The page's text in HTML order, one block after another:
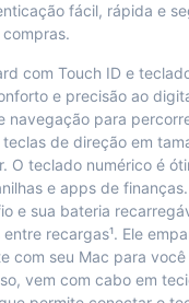
fácil, rápida e
com Touch ID e
e precisão ao
navegação para
de direção em
O teclado numérico é
e apps de
e sua bateria
recargas¹. Ele
com seu Mac para
vem com cabo em